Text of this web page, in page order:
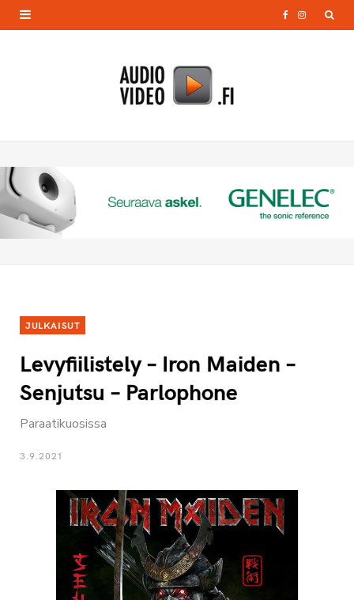
o
I
r
JULKAISUT
Levyfiilistely – Iron Maiden –
Senjutsu – Parlophone
Paraatikuosissa
3.9.2021